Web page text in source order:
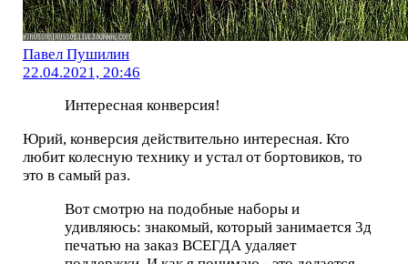
Павел Пушилин
22.04.2021, 20:46
Интересная конверсия!
Юрий, конверсия действительно интересная. Кто
любит колесную технику и устал от бортовиков, то
это в самый раз.
Вот смотрю на подобные наборы и
удивляюсь: знакомый, который занимается 3д
печатью на заказ ВСЕГДА удаляет